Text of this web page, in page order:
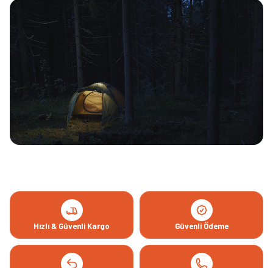
Hızlı & Güvenli Kargo Güvenli Ödeme